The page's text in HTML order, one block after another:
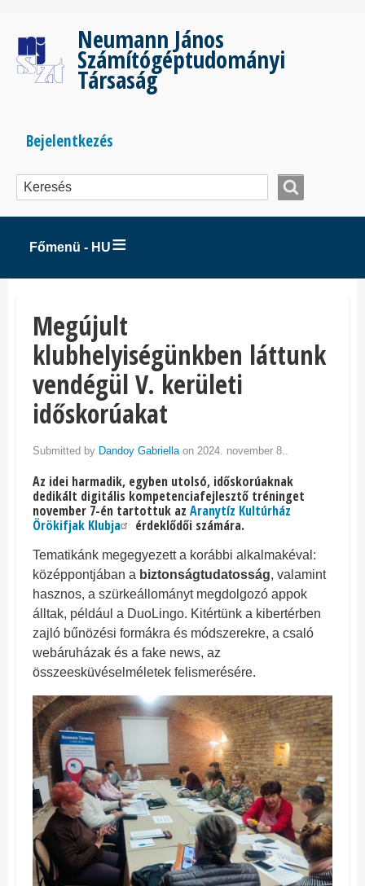
tartalomra
Neumann János
Számítógéptudományi
Társaság
Bejelentkezés
menüje
Bejelentkezés
Főmenü - HU
Megújult
klubhelyiségünkben láttunk
vendégül V. kerületi
időskorúakat
Submitted by Dandoy Gabriellaon 2024. november 8..
Az idei harmadik, egyben utolsó, időskorúaknak
dedikált digitális kompetenciafejlesztő tréninget
november 7-én tartottuk az Aranytíz Kultúrház
Örökifjak Klubja
érdeklődői számára.
Tematikánk megegyezett a korábbi alkalmakéval:
középpontjában a biztonságtudatosság, valamint
hasznos, a szürkeállományt megdolgozó appok
álltak, például a DuoLingo. Kitértünk a kibertérben
zajló bűnözési formákra és módszerekre, a csaló
webáruházak és a fake news, az
összeesküvéselméletek felismerésére.